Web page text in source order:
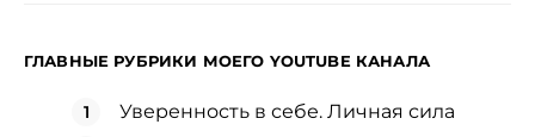
ГЛАВНЫЕ РУБРИКИ МОЕГО YOUTUBE КАНАЛА
Уверенность в себе. Личная сила